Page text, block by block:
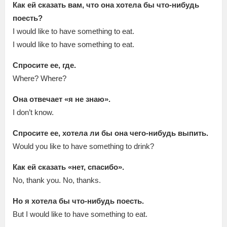
Как ей сказать вам, что она хотела бы что-нибудь
поесть?
I would like to have something to eat.
I would like to have something to eat.
Спросите ее, где.
Where? Where?
Она отвечает «я не знаю».
I don’t know.
Спросите ее, хотела ли бы она чего-нибудь выпить.
Would you like to have something to drink?
Как ей сказать «нет, спасибо».
No, thank you. No, thanks.
Но я хотела бы что-нибудь поесть.
But I would like to have something to eat.